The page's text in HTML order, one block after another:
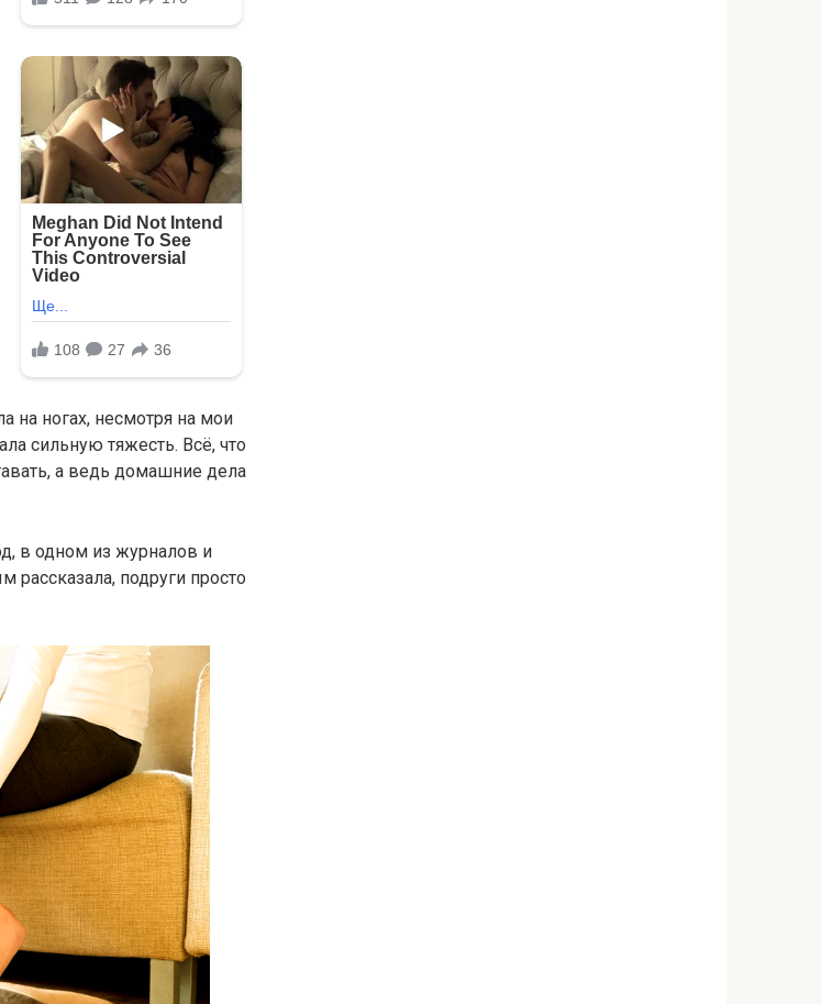
на ногах, несмотря на мои
сильную тяжесть. Всё, что
а ведь домашние дела
в одном из журналов и
подруги просто